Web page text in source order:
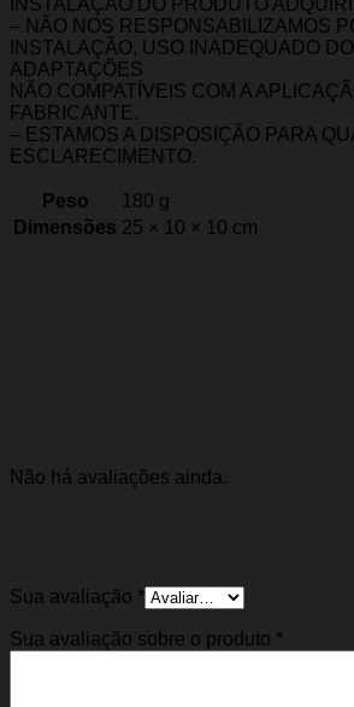
– NÃO NOS RESPONSABILIZAMOS
INSTALAÇÃO, USO INADEQUADO
ADAPTAÇÕES
NÃO COMPATÍVEIS COM A
FABRICANTE.
– ESTAMOS A DISPOSIÇÃO PARA
ESCLARECIMENTO.
Peso
180 g
Dimensões 25 × 10 × 10 cm
Não há avaliações ainda.
Sua avaliação *
Sua avaliação sobre o produto *